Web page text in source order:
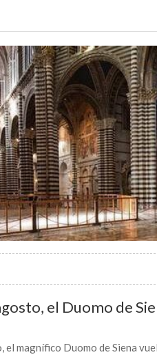
el Duomo de
el magnífico Duomo de Siena